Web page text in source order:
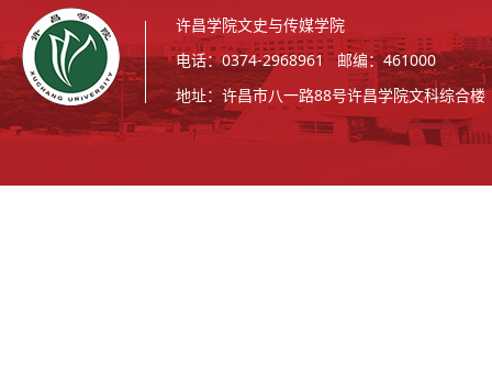
许昌学院文史与传媒学院
电话：0374-2968961 邮编：461000
地址：许昌市八一路88号许昌学院文科综合楼